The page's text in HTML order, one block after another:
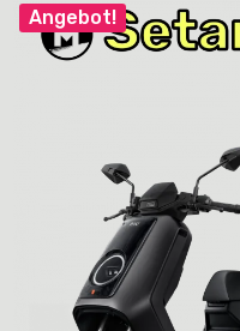
Angebot!